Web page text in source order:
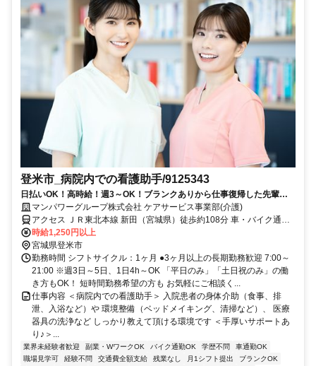
登米市_病院内での看護助手/9125343
日払いOK！高時給！週3～OK！ブランクありから仕事復帰した先輩や
ミドル世代も多数活躍中♪
マンパワーグループ株式会社 ケアサービス事業部(介護)
アクセス ＪＲ東北本線 新田（宮城県）徒歩約108分 車・バイク通勤
OK（派遣先による）
時給1,250円以上
宮城県登米市
勤務時間 シフトサイクル：1ヶ月 ●3ヶ月以上の長期勤務歓迎 7:00～
21:00 ※週3日～5日、1日4h～OK 「平日のみ」「土日祝のみ」の働
き方もOK！ 短時間勤務希望の方も お気軽にご相談く...
仕事内容 ＜病院内での看護助手＞ 入院患者の身体介助（食事、排
泄、入浴など）や 環境整備（ベッドメイキング、清掃など）、 医療
器具の洗浄など しっかり教えて頂ける環境です ＜手厚いサポートあ
り♪＞...
業界未経験者歓迎 副業・WワークOK バイク通勤OK 学歴不問
車通勤OK
職場見学可
経験不問 交通費全額支給 残業なし 月1シフト提出
ブランクOK